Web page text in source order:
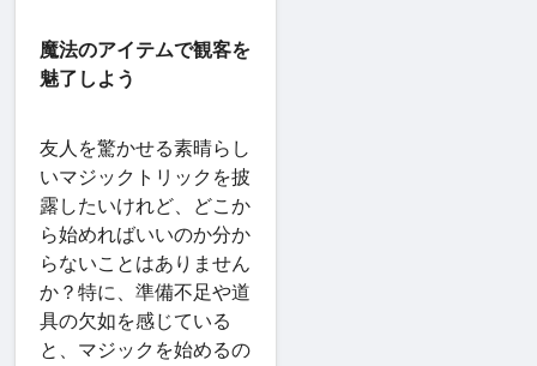
魔法のアイテムで観客を
魅了しよう
友人を驚かせる素晴らし
いマジックトリックを披
露したいけれど、どこか
ら始めればいいのか分か
らないことはありません
か？特に、準備不足や道
具の欠如を感じている
と、マジックを始めるの